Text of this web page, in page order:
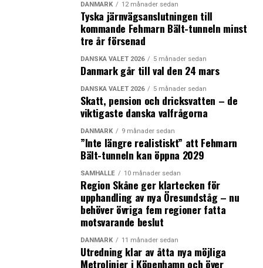
Källa: Danmarks Nationalbank
Nytt avtal sätter dansk tillväxt före grön omställning
Helsingborg bygger gratis trådlöst nätverk
DANMARK 12 månader sedan
Tyska järnvägsanslutningen till
kommande Fehmarn Bält-tunneln minst
tre år försenad
DANSKA VALET 2026 5 månader sedan
Danmark går till val den 24 mars
DANSKA VALET 2026 5 månader sedan
Skatt, pension och dricksvatten – de
viktigaste danska valfrågorna
DANMARK 9 månader sedan
”Inte längre realistiskt” att Fehmarn
Bält-tunneln kan öppna 2029
SAMHÄLLE 10 månader sedan
Region Skåne ger klartecken för
upphandling av nya Öresundståg – nu
behöver övriga fem regioner fatta
motsvarande beslut
DANMARK 11 månader sedan
Utredning klar av åtta nya möjliga
Metrolinjer i Köpenhamn och över